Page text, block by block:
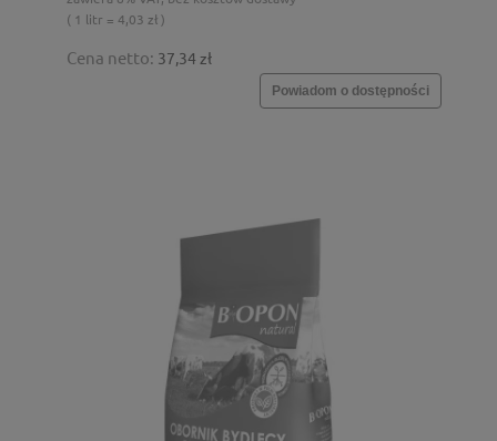
( 1 litr = 4,03 zł )
Cena netto: 37,34 zł
Powiadom o dostępności